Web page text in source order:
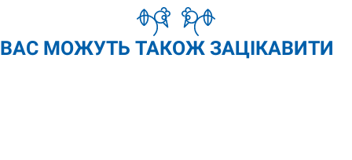
ВАС МОЖУТЬ ТАКОЖ ЗАЦІКАВИТИ